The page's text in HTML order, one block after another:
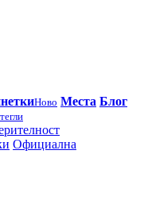
Ново Места Блог
Официална